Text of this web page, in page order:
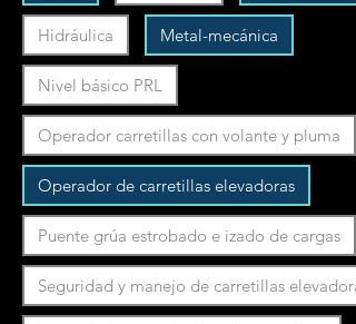
Hidráulica Metal-mecánica
Nivel básico PRL
Operador carretillas con volante y pluma
Operador de carretillas elevadoras
Puente grúa estrobado e izado de cargas
Seguridad y manejo de carretillas